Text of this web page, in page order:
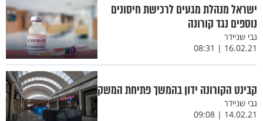
ישראל מנהלת מגעים לרכישת חיסונים
נוספים נגד קורונה
גבי שניידר
16.02.21 | 08:31
קבינט הקורונה ידון בהמשך פתיחת המשק
גבי שניידר
14.02.21 | 09:08